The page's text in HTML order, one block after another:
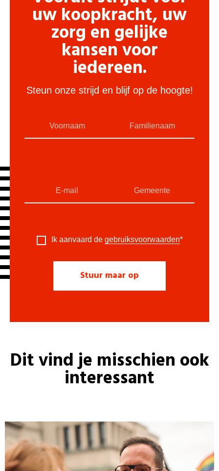
uw koopkracht, uw
zorg en gelijke
kansen voor
iedereen.
Steun onze strijd en blijf op de hoogte!
Ik aanvaard de gebruiksvoorwaarden*
Dit vind je misschien ook
interessant